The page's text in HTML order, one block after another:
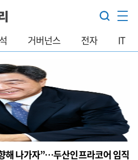
거버넌스 전자 IT
해 나가자”…두산인프라코어 임직